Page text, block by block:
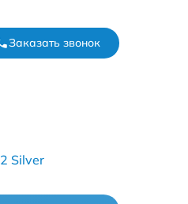
Заказать звонок
Silver